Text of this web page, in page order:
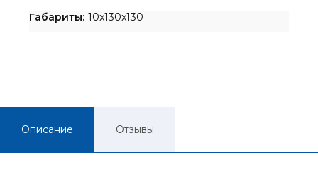
Габариты: 10x130x130
Описание Отзывы